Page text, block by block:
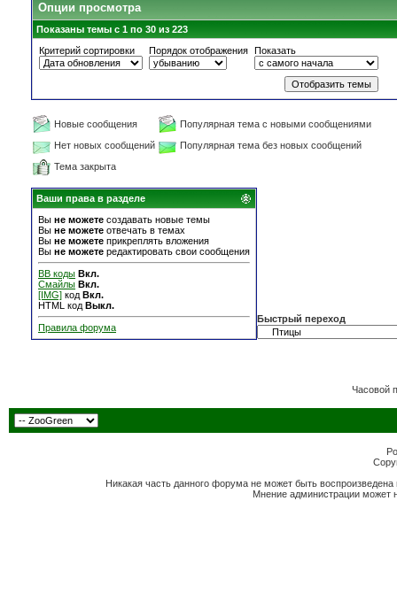
Опции просмотра
Показаны темы с 1 по 30 из 223
Критерий сортировки
Порядок отображения Показать
Новые сообщения
Популярная тема с новыми сообщениями
Нет новых сообщений
Популярная тема без новых сообщений
Тема закрыта
Ваши права в разделе
Вы не можете создавать новые темы
Вы не можете отвечать в темах
Вы не можете прикреплять вложения
Вы не можете редактировать свои сообщения
BB коды Вкл.
Смайлы Вкл.
[IMG] код Вкл.
HTML код Выкл.
Правила форума
Быстрый переход
Часовой
Никакая часть данного форума не может быть
Мнение администрации может